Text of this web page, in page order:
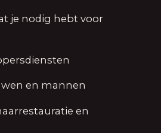
je nodig hebt voor
en mannen
en